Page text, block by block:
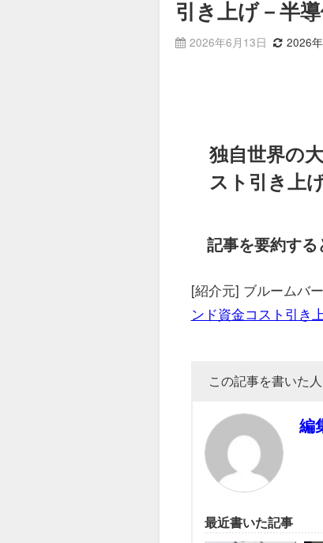
引き上げ－半
2026年6月13日 2026
独自世界の
スト引き上
記事を要約する
[紹介元] ブルームバ
ンド資金コスト引き
この記事を書いた人
編
最近書いた記事